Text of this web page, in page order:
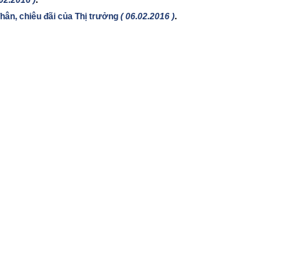
chiêu đãi của Thị trưởng ( 06.02.2016 ).